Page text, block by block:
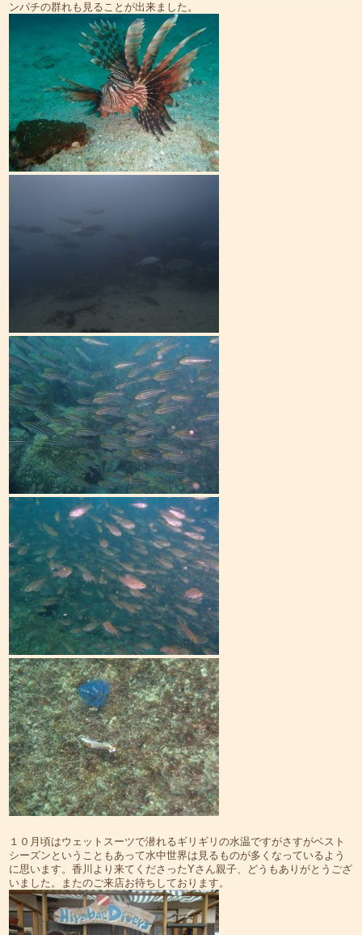
ンパチの群れも見ることが出来ました。
１０月頃はウェットスーツで潜れるギリギリの水温ですがさすがベスト
シーズンということもあって水中世界は見るものが多くなっているよう
に思います。香川より来てくださったYさん親子、どうもありがとうござ
いました。またのご来店お待ちしております。